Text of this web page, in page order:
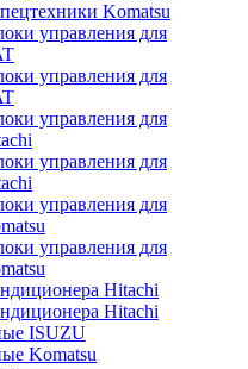
Komatsu
управления для
управления для
управления для
управления для
управления для
управления для
Hitachi
Hitachi
ISUZU
Komatsu